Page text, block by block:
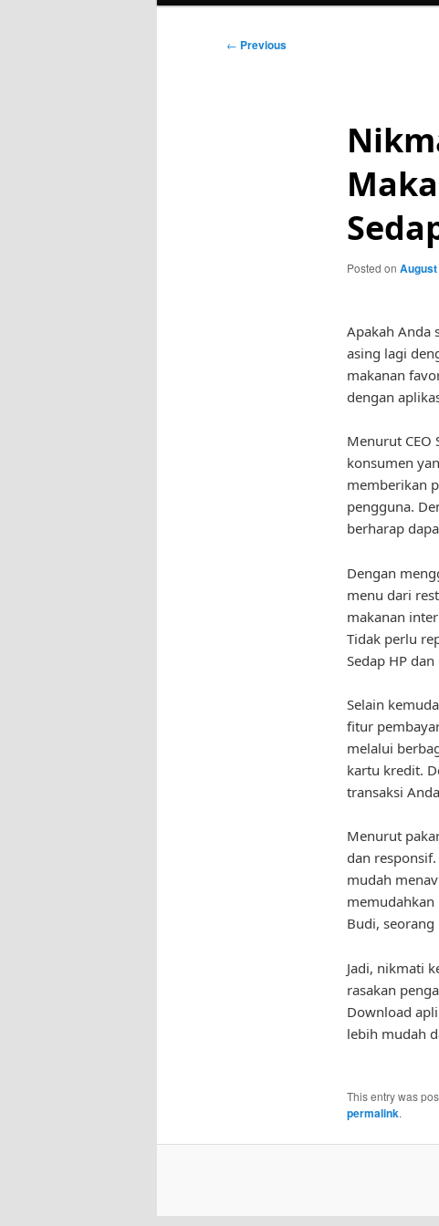
Post
← Previous
Posted on August
Apakah Anda
asing lagi
makanan
dengan
Menurut CEO
konsumen
memberikan
pengguna.
berharap
Dengan
menu dari
makanan
Tidak perlu
Sedap HP
Selain
fitur
melalui
kartu kredit.
transaksi
Menurut
dan
mudah
memudahkan
Budi,
Jadi, nikmati
rasakan
Download
lebih mudah
This entry was
permalink.